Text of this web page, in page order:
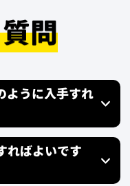
ように入手すれ
ればよいです